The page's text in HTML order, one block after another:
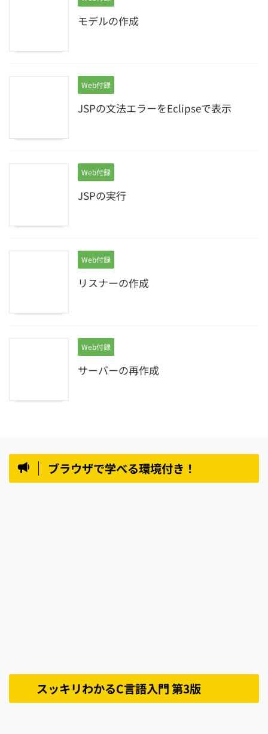
モデルの作成
Web付録
JSPの文法エラーをEclipseで表示
Web付録
JSPの実行
Web付録
リスナーの作成
Web付録
サーバーの再作成
ブラウザで学べる環境付き！
スッキリわかるC言語入門 第3版